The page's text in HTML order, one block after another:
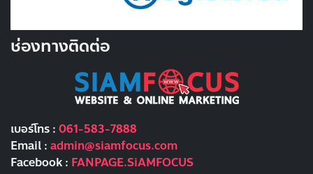
ช่องทางติดต่อ
เบอร์โทร : 061-583-7888
Email : admin@siamfocus.com
Facebook : FANPAGE.SiAMFOCUS